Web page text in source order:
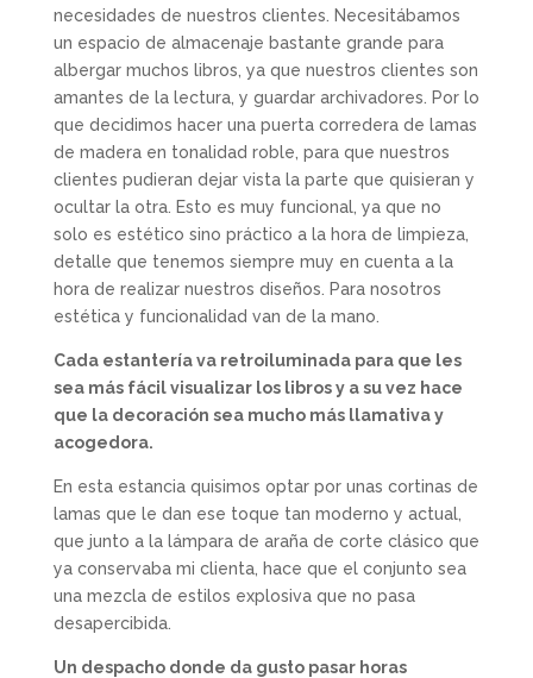
necesidades de nuestros clientes. Necesitábamos
un espacio de almacenaje bastante grande para
albergar muchos libros, ya que nuestros clientes son
amantes de la lectura, y guardar archivadores. Por lo
que decidimos hacer una puerta corredera de lamas
de madera en tonalidad roble, para que nuestros
clientes pudieran dejar vista la parte que quisieran y
ocultar la otra. Esto es muy funcional, ya que no
solo es estético sino práctico a la hora de limpieza,
detalle que tenemos siempre muy en cuenta a la
hora de realizar nuestros diseños. Para nosotros
estética y funcionalidad van de la mano.
Cada estantería va retroiluminada para que les
sea más fácil visualizar los libros y a su vez hace
que la decoración sea mucho más llamativa y
acogedora.
En esta estancia quisimos optar por unas cortinas de
lamas que le dan ese toque tan moderno y actual,
que junto a la lámpara de araña de corte clásico que
ya conservaba mi clienta, hace que el conjunto sea
una mezcla de estilos explosiva que no pasa
desapercibida.
Un despacho donde da gusto pasar horas